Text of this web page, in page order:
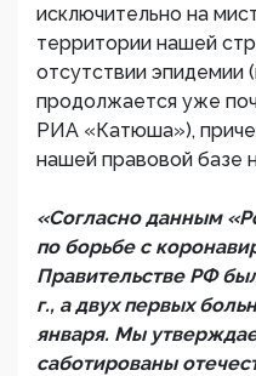
исключительно на
территории нашей
отсутствии эпидемии
продолжается уже
РИА «Катюша»),
нашей правовой базе
«Согласно данным
по борьбе с
Правительстве РФ
г., а двух первых
января. Мы
саботированы